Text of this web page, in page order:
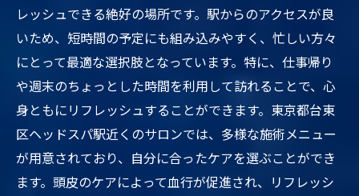
レッシュできる絶好の場所です。駅からのアクセスが良
いため、短時間の予定にも組み込みやすく、忙しい方々
にとって最適な選択肢となっています。特に、仕事帰り
や週末のちょっとした時間を利用して訪れることで、心
身ともにリフレッシュすることができます。東京都台東
区ヘッドスパ駅近くのサロンでは、多様な施術メニュー
が用意されており、自分に合ったケアを選ぶことができ
ます。頭皮のケアによって血行が促進され、リフレッシ